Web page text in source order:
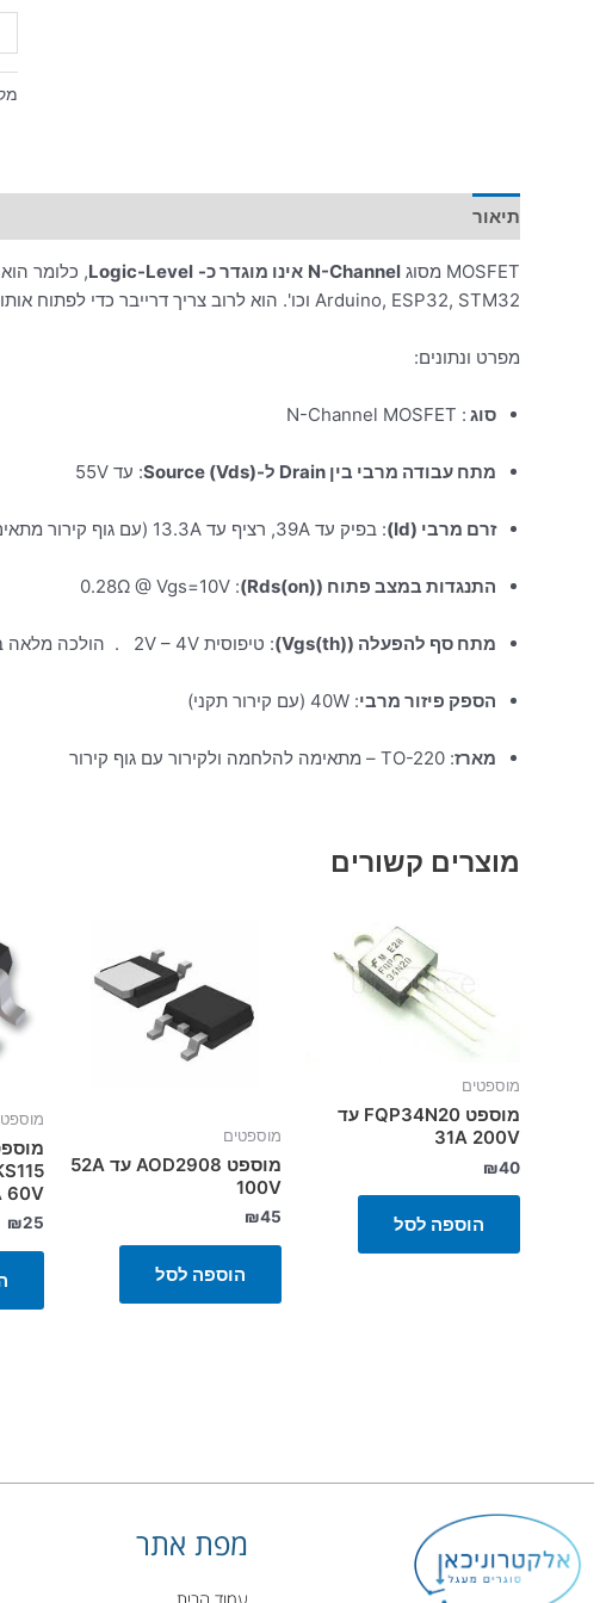
תיאור
MOSFET מסוג N-Channel אינו מוגדר כ- Logic-Level, כלומר הוא
Arduino, ESP32, STM32 וכו'. הוא לרוב צריך דרייבר כדי לפתוח אותו להולכה מלאה
מפרט ונתונים:
סוג : N-Channel MOSFET
מתח עבודה מרבי בין Drain ל-Source (Vds) : עד 55V
זרם מרבי (Id) : בפיק עד 39A, רציף עד 13.3A (עם גוף קירור מתאים)
התנגדות במצב פתוח (Rds(on)) : ‎0.28Ω @ Vgs=10V
מתח סף להפעלה (Vgs(th)) : טיפוסית 2V – 4V . הולכה מלאה ב- 10V
הספק פיזור מרבי: 40W (עם קירור תקני)
מארז: TO-220 – מתאימה להלחמה ולקירור עם גוף קירור
מוצרים קשורים
מוספטים
מוספט FQP34N20 עד
31A 200V
₪40
הוספה לסל
מוספטים
מוספט AOD2908 עד 52A
100V
₪45
הוספה לסל
60V
₪25
מפת אתר